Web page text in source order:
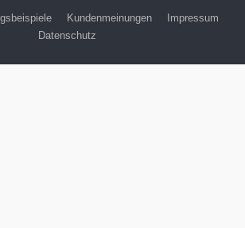
Kundenmeinungen
Impressum
Datenschutz